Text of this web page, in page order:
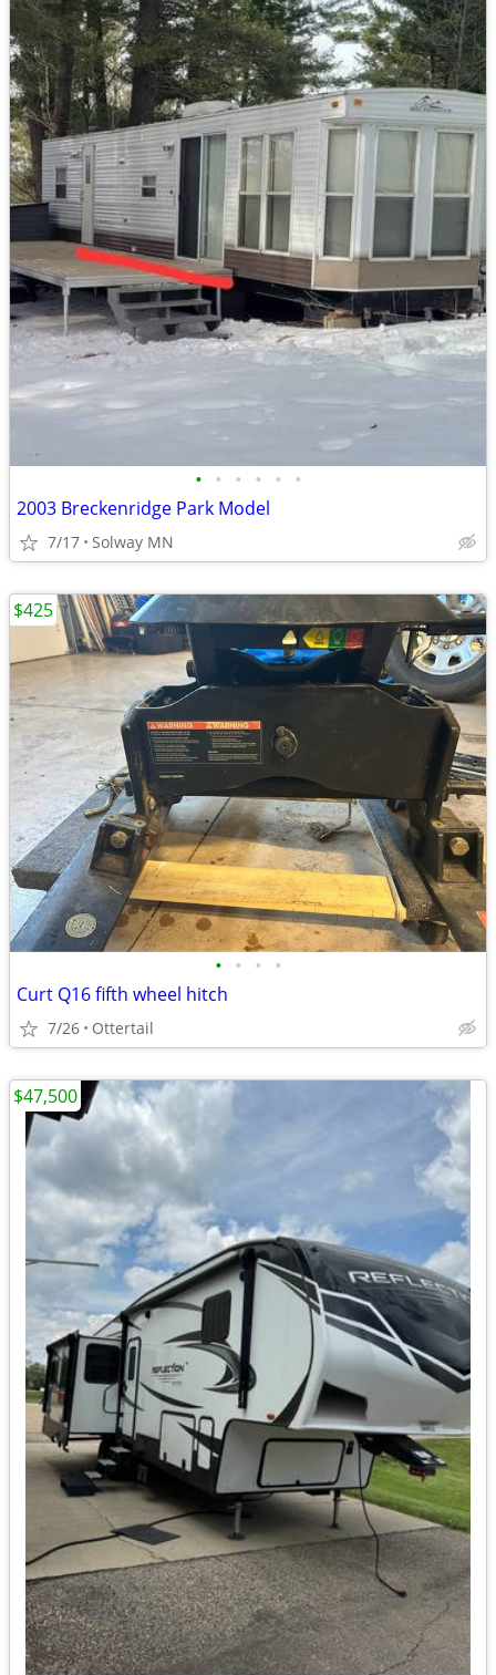
• • • • • •
2003 Breckenridge Park Model
7/17 Solway MN
• • • •
Curt Q16 fifth wheel hitch
7/26 Ottertail
$425
$47,500